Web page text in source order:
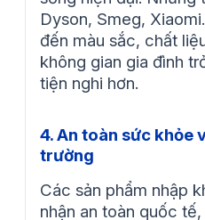
Dyson, Smeg,
đến màu sắc, chất
không gian gia đình
tiện nghi hơn.
4. An toàn sức khỏe
trường
Các sản phẩm nhập
nhận an toàn quốc